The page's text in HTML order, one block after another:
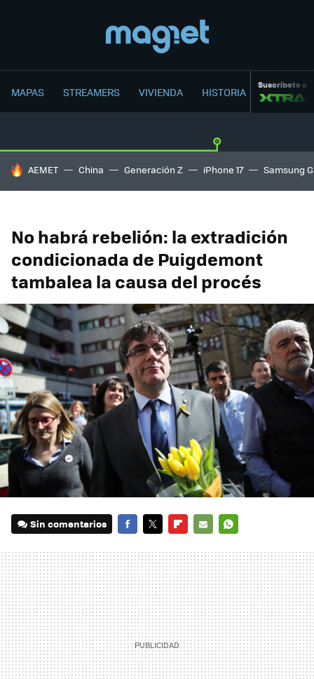
MAPAS STREAMERS VIVIENDA HISTORIA Suscríbete a
HOY SE HABLA DE
AEMET China Generación Z iPhone 17 Samsung
No habrá rebelión: la extradición
condicionada de Puigdemont
tambalea la causa del procés
Sin comentarios
MAIL